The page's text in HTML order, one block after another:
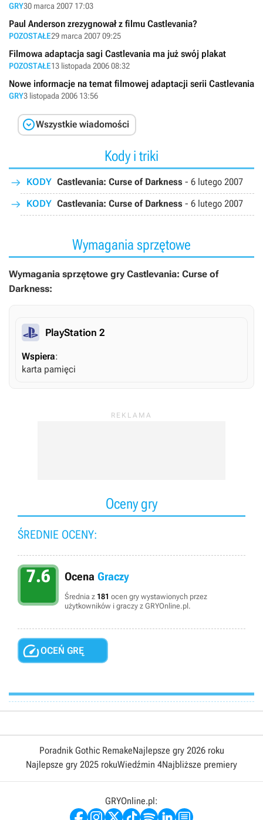
GRY30 marca 2007 17:03
Paul Anderson zrezygnował z filmu Castlevania?
POZOSTAŁE29 marca 2007 09:25
Filmowa adaptacja sagi Castlevania ma już swój plakat
POZOSTAŁE13 listopada 2006 08:32
Nowe informacje na temat filmowej adaptacji serii Castlevania
GRY3 listopada 2006 13:56
Wszystkie wiadomości
Kody i triki
KODY Castlevania: Curse of Darkness - 6 lutego 2007
KODY Castlevania: Curse of Darkness - 6 lutego 2007
Wymagania sprzętowe
Wymagania sprzętowe gry Castlevania: Curse of
Darkness:
PlayStation 2
Wspiera:
karta pamięci
Oceny gry
ŚREDNIE OCENY:
7.6 Ocena Graczy
Średnia z 181 ocen gry wystawionych przez
użytkowników i graczy z GRYOnline.pl.
OCEŃ GRĘ
Poradnik Gothic RemakeNajlepsze gry 2026 roku
Najlepsze gry 2025 rokuWiedźmin 4Najbliższe premiery
GRYOnline.pl: